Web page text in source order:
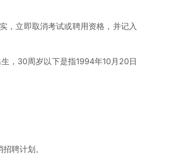
立即取消考试或聘用资格，并记入
，30周岁以下是指1994年10月20日
聘计划。